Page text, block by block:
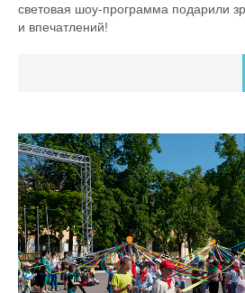
световая шоу-программа подарили
и впечатлений!